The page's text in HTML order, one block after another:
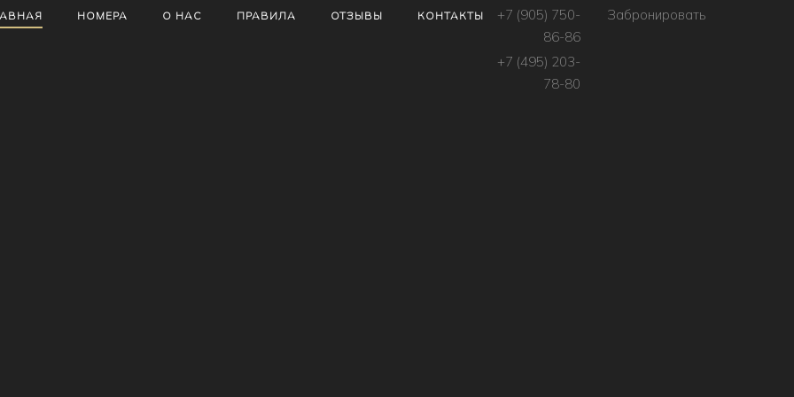
НОМЕРА О НАС ПРАВИЛА ОТЗЫВЫ КОНТАКТЫ
+7 (905) 750-
86-86
+7 (495) 203-
78-80
Забронировать